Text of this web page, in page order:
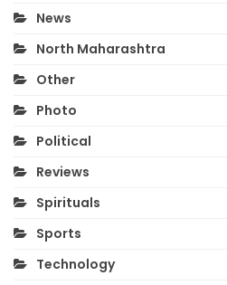
News
North Maharashtra
Other
Photo
Political
Reviews
Spirituals
Sports
Technology